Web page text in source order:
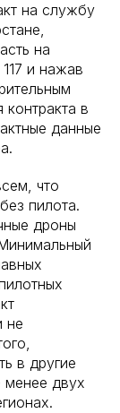
на службу
на
и нажав
в
данные
что
пилота.
дроны
не
в другие
менее двух